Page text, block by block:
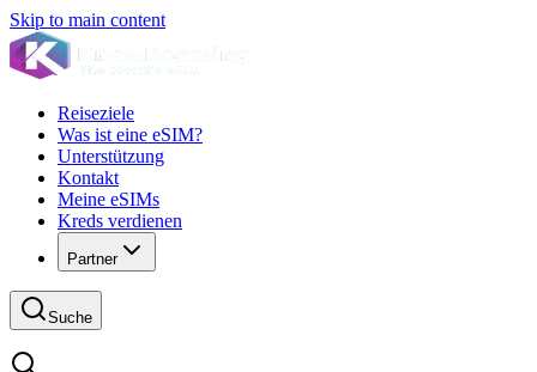
Skip to main content
Reiseziele
Was ist eine eSIM?
Unterstützung
Kontakt
Meine eSIMs
Kreds verdienen
Partner
Suche